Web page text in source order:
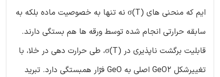
ایم که منحنی های σ(T) نه تنها به خصوصیت ماده بلکه به
سابقه حرارتی انجام شده توسط ورقه ها هم بستگی دارند.
قابلیت برگشت ناپذیری در σ(T)، طی حرارت دهی در خلا، با
تغییرشکل GeO2 اصلی به GeO فرّار همبستگی دارد. تبرید